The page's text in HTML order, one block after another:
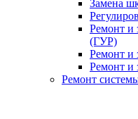
Замена
Ремонт и
(ГУР)
Ремонт и
Ремонт и
Ремонт